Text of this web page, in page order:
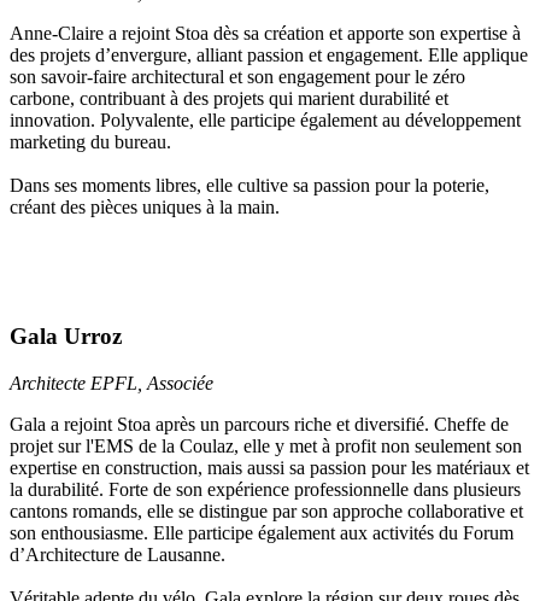
Anne-Claire a rejoint Stoa dès sa création et apporte son expertise à
des projets d’envergure, alliant passion et engagement. Elle applique
son savoir-faire architectural et son engagement pour le zéro
carbone, contribuant à des projets qui marient durabilité et
innovation. Polyvalente, elle participe également au développement
marketing du bureau.
Dans ses moments libres, elle cultive sa passion pour la poterie,
créant des pièces uniques à la main.
Gala Urroz
Architecte EPFL, Associée
Gala a rejoint Stoa après un parcours riche et diversifié. Cheffe de
projet sur l'EMS de la Coulaz, elle y met à profit non seulement son
expertise en construction, mais aussi sa passion pour les matériaux et
la durabilité. Forte de son expérience professionnelle dans plusieurs
cantons romands, elle se distingue par son approche collaborative et
son enthousiasme. Elle participe également aux activités du Forum
d’Architecture de Lausanne.